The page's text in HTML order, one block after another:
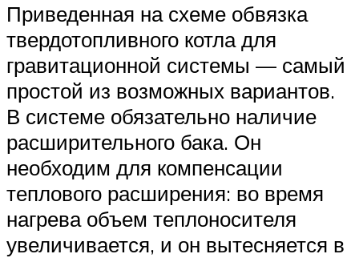
Приведенная на схеме обвязка
твердотопливного котла для
гравитационной системы — самый
простой из возможных вариантов.
В системе обязательно наличие
расширительного бака. Он
необходим для компенсации
теплового расширения: во время
нагрева объем теплоносителя
увеличивается, и он вытесняется в